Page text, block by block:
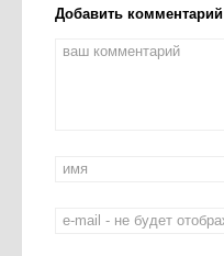
Добавить комментарий